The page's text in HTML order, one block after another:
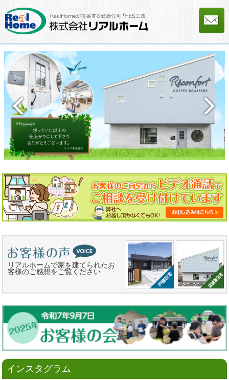
リアルホームで家を建てられたお
客様のご感想をご覧ください
インスタグラム